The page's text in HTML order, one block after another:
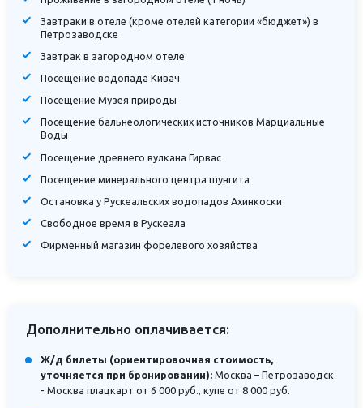
Завтраки в отеле (кроме отелей категории «бюджет») в
Петрозаводске
Завтрак в загородном отеле
Посещение водопада Кивач
Посещение Музея природы
Посещение бальнеологических источников Марциальные
Воды
Посещение древнего вулкана Гирвас
Посещение минерального центра шунгита
Остановка у Рускеальских водопадов Ахинкоски
Свободное время в Рускеала
Фирменный магазин форелевого хозяйства
Дополнительно оплачивается:
Ж/д билеты (ориентировочная стоимость,
уточняется при бронировании):Москва – Петрозаводск
- Москва плацкарт от 6 000 руб., купе от 8 000 руб.